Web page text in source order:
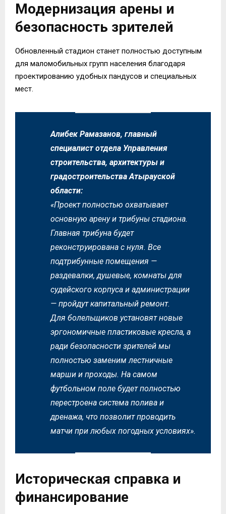
Модернизация арены и
безопасность зрителей
Обновленный стадион станет полностью доступным
для маломобильных групп населения благодаря
проектированию удобных пандусов и специальных
мест.
Алибек Рамазанов, главный
специалист отдела Управления
строительства, архитектуры и
градостроительства Атырауской
области:
«Проект полностью охватывает
основную арену и трибуны стадиона.
Главная трибуна будет
реконструирована с нуля. Все
подтрибунные помещения —
раздевалки, душевые, комнаты для
судейского корпуса и администрации
— пройдут капитальный ремонт.
Для болельщиков установят новые
эргономичные пластиковые кресла, а
ради безопасности зрителей мы
полностью заменим лестничные
марши и проходы. На самом
футбольном поле будет полностью
перестроена система полива и
дренажа, что позволит проводить
матчи при любых погодных условиях».
Историческая справка и
финансирование